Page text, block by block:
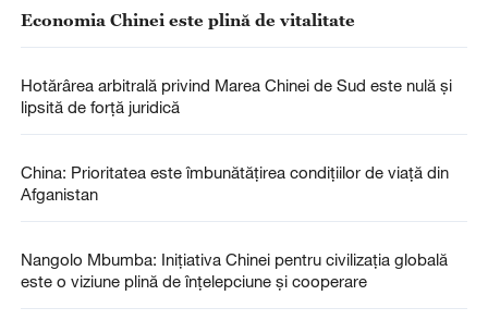
Economia Chinei este plină de vitalitate
Hotărârea arbitrală privind Marea Chinei de Sud este nulă și
lipsită de forță juridică
China: Prioritatea este îmbunătățirea condițiilor de viață din
Afganistan
Nangolo Mbumba: Inițiativa Chinei pentru civilizația globală
este o viziune plină de înțelepciune și cooperare